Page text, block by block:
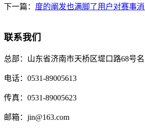
下一篇： 度的阐发也满脚了用户对赛事
联系我们
总部： 山东省济南市天桥区堤口路68号
电话： 0531-89005613
传真： 0531-89005623
邮箱： jin@163.com